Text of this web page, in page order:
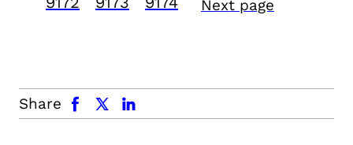
Next page
Share
facebook x.com linkedin